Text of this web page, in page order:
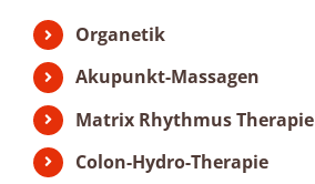
Organetik
Akupunkt-Massagen
Matrix Rhythmus Therapie
Colon-Hydro-Therapie